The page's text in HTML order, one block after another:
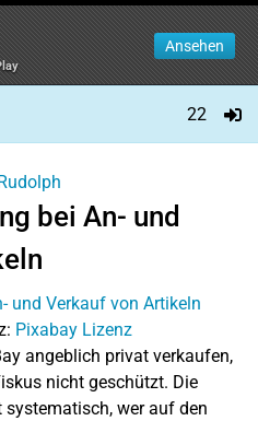
Ansehen
22
bei An- und
Pixabay Lizenz
angeblich privat verkaufen,
nicht geschützt. Die
wer auf den